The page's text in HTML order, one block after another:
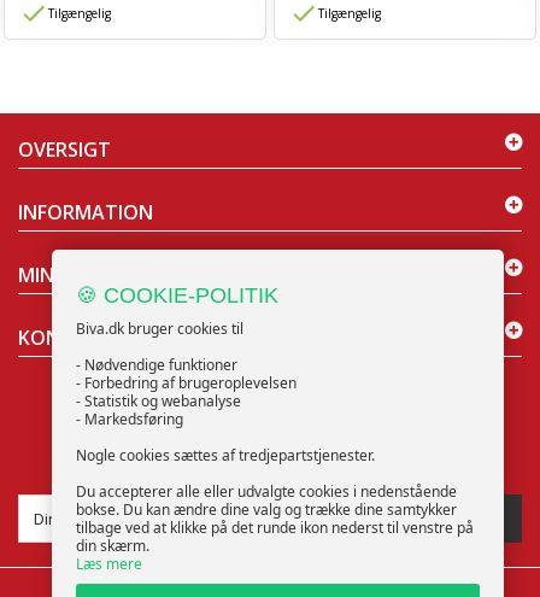
Tilgængelig Tilgængelig
OVERSIGT
INFORMATION
MIN KONTO
KONTAKT OS
NYHEDSBREV
TILMELD
🍪 COOKIE-POLITIK
Biva.dk bruger cookies til
- Nødvendige funktioner
- Forbedring af brugeroplevelsen
- Statistik og webanalyse
- Markedsføring
Nogle cookies sættes af tredjepartstjenester.
Du accepterer alle eller udvalgte cookies i nedenstående
bokse. Du kan ændre dine valg og trække dine samtykker
tilbage ved at klikke på det runde ikon nederst til venstre på
din skærm.
Læs mere